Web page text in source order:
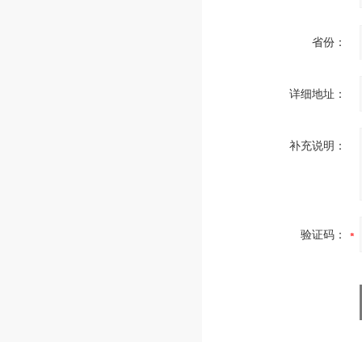
省份：
详细地址：
补充说明：
验证码：